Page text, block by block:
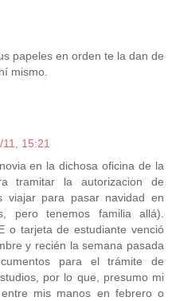
papeles en orden te la dan de
mismo.
11, 15:21
en la dichosa oficina de la
tramitar la autorizacion de
viajar para pasar navidad en
pero tenemos familia allá).
o tarjeta de estudiante venció
y recién la semana pasada
para el trámite de
por lo que, presumo mi
mis manos en febrero o